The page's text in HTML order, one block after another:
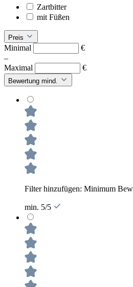
Zartbitter
mit Füßen
Preis
Minimal
€
–
Maximal
€
Bewertung mind.
Filter hinzufügen: Minimum
min. 5/5